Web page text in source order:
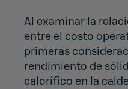
Al examinar la
entre el costo
primeras
rendimiento de
calorífico en la